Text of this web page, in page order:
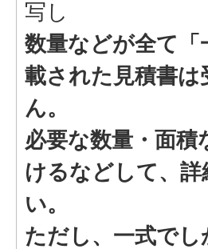
写し
数量などが全て「
載された見積書は
ん。
必要な数量・面
けるなどして、詳
い。
ただし、一式で